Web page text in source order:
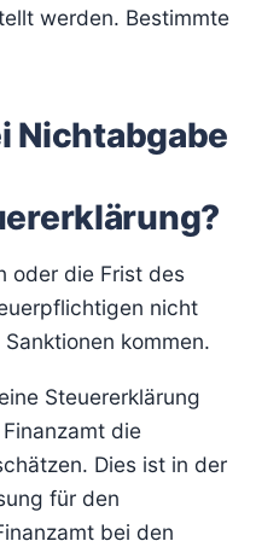
werden. Bestimmte
Nichtabgabe
oder die Frist des
nicht
kommen.
Steuererklärung
die
Dies ist in der
für den
bei den